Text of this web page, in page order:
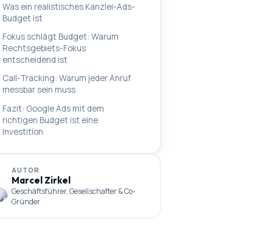
Was ein realistisches Kanzlei-Ads-
Budget ist
Fokus schlägt Budget: Warum
Rechtsgebiets-Fokus
entscheidend ist
Call-Tracking: Warum jeder Anruf
messbar sein muss
Fazit: Google Ads mit dem
richtigen Budget ist eine
Investition
AUTOR
Marcel Zirkel
Geschäftsführer, Gesellschafter & Co-
Gründer